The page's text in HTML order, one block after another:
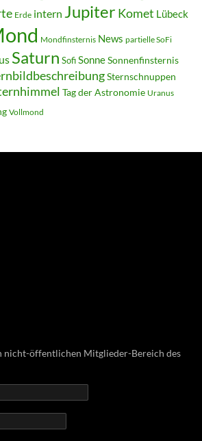
Erde intern Jupiter Komet Lübeck
Mondfinsternis News partielle SoFi
Saturn SofiSonneSonnenfinsternis
Sternschnuppen
Tag der Astronomie Uranus
Vollmond
nicht-öffentlichen Mitglieder-Bereich des